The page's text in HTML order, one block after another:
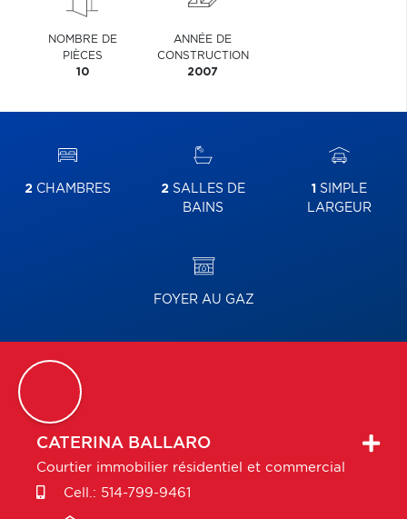
NOMBRE DE
PIÈCES
10
ANNÉE DE
CONSTRUCTION
2007
2 CHAMBRES 2 SALLES DE
BAINS
1 SIMPLE
LARGEUR
FOYER AU GAZ
CATERINA BALLARO
Courtier immobilier résidentiel et commercial
Cell.: 514-799-9461